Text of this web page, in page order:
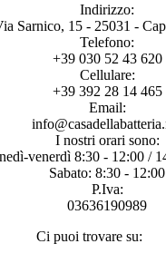
Indirizzo:
Sarnico, 15 - 25031 -
Telefono:
+39 030 52 43 620
Cellulare:
+39 392 28 14 465
Email:
I nostri orari sono:
venerdì 8:30 - 12:00 /
Sabato: 8:30 - 12:00
P.Iva:
03636190989
Ci puoi trovare su: